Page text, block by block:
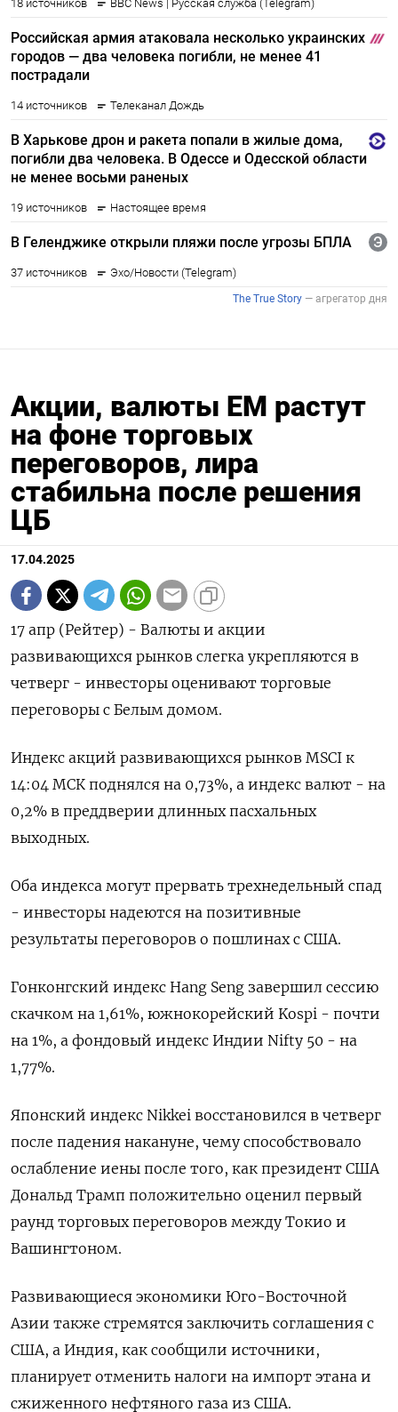
Акции, валюты EM растут
на фоне торговых
переговоров, лира
стабильна после решения
ЦБ
17.04.2025
17 апр (Рейтер) - Валюты и акции
развивающихся рынков слегка укрепляются в
четверг - инвесторы оценивают торговые
переговоры с Белым домом.
Индекс акций развивающихся рынков MSCI к
14:04 МСК поднялся на 0,73%, а индекс валют - на
0,2% в преддверии длинных пасхальных
выходных.
Оба индекса могут прервать трехнедельный спад
- инвесторы надеются на позитивные
результаты переговоров о пошлинах с США.
Гонконгский индекс Hang Seng завершил сессию
скачком на 1,61%, южнокорейский Kospi - почти
на 1%, а фондовый индекс Индии Nifty 50 - на
1,77%.
Японский индекс Nikkei восстановился в четверг
после падения накануне, чему способствовало
ослабление иены после того, как президент США
Дональд Трамп положительно оценил первый
раунд торговых переговоров между Токио и
Вашингтоном.
Развивающиеся экономики Юго-Восточной
Азии также стремятся заключить соглашения с
США, а Индия, как сообщили источники,
планирует отменить налоги на импорт этана и
сжиженного нефтяного газа из США.